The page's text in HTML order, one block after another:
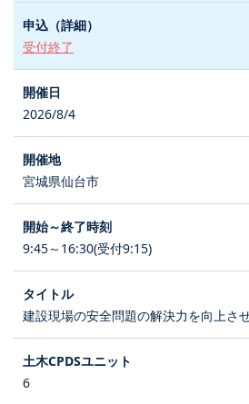
受付終了
2026/8/4
宮城県仙台市
9:45～16:30(受付9:15)
建設現場の安全問題の解決力を向上さ
6